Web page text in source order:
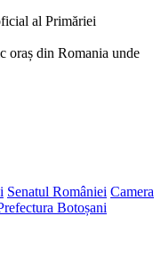
al Primăriei
oraș din Romania unde
Senatul României Camera
Botoșani